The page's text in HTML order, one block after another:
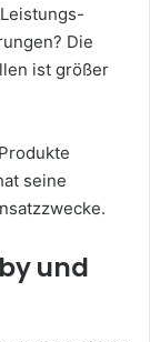
Die
ist größer
seine
und